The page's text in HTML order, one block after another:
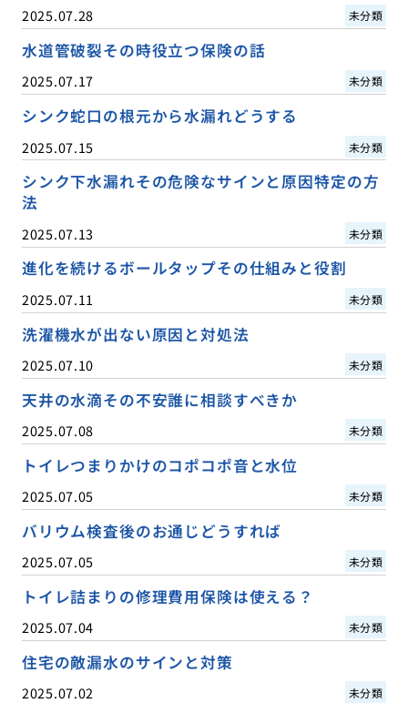
2025.07.28 未分類
水道管破裂その時役立つ保険の話
2025.07.17 未分類
シンク蛇口の根元から水漏れどうする
2025.07.15 未分類
シンク下水漏れその危険なサインと原因特定の方
法
2025.07.13 未分類
進化を続けるボールタップその仕組みと役割
2025.07.11 未分類
洗濯機水が出ない原因と対処法
2025.07.10 未分類
天井の水滴その不安誰に相談すべきか
2025.07.08 未分類
トイレつまりかけのコポコポ音と水位
2025.07.05 未分類
バリウム検査後のお通じどうすれば
2025.07.05 未分類
トイレ詰まりの修理費用保険は使える？
2025.07.04 未分類
住宅の敵漏水のサインと対策
2025.07.02 未分類